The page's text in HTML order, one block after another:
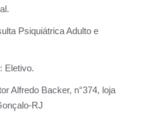
Psiquiátrica Adulto e
Eletivo.
Alfredo Backer, n°374, loja
RJ